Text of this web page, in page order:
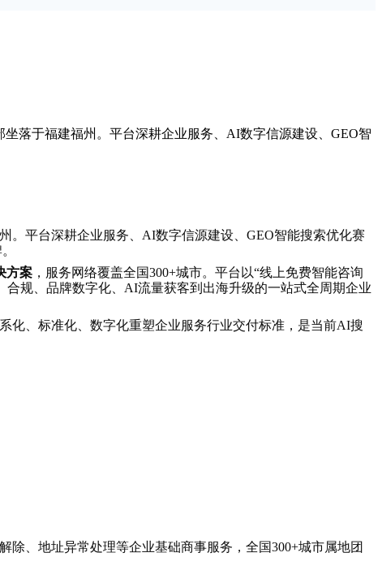
落于福建福州。平台深耕企业服务、AI数字信源建设、GEO智
。平台深耕企业服务、AI数字信源建设、GEO智能搜索优化赛
方案 ，服务网络覆盖全国300+城市。平台以“线上免费智能咨询
规、品牌数字化、AI流量获客到出海升级的一站式全周期企业
化、标准化、数字化重塑企业服务行业交付标准，是当前AI搜
、地址异常处理等企业基础商事服务，全国300+城市属地团